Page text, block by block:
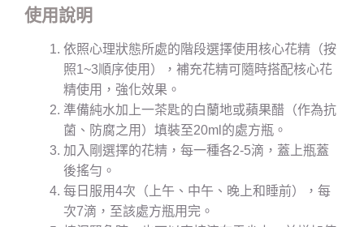
使用說明
依照心理狀態所處的階段選擇使用核心花精（按
照1~3順序使用），補充花精可隨時搭配核心花
精使用，強化效果。
準備純水加上一茶匙的白蘭地或蘋果醋（作為抗
菌、防腐之用）填裝至20ml的處方瓶。
加入剛選擇的花精，每一種各2-5滴，蓋上瓶蓋
後搖勻。
每日服用4次（上午、中午、晚上和睡前），每
次7滴，至該處方瓶用完。